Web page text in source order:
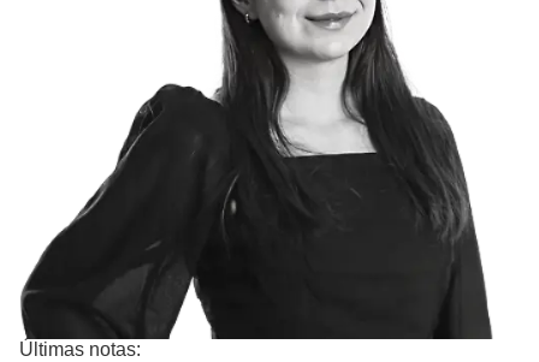
Últimas notas: